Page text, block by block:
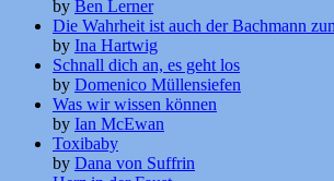
by Ben Lerner
Die Wahrheit ist auch der Bachmann
by Ina Hartwig
Schnall dich an, es geht los
by Domenico Müllensiefen
Was wir wissen können
by Ian McEwan
Toxibaby
by Dana von Suffrin